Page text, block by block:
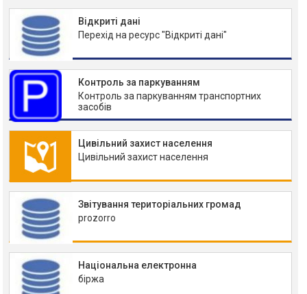
Відкриті дані
Перехід на ресурс "Відкриті дані"
Контроль за паркуванням
Контроль за паркуванням транспортних
засобів
Цивільний захист населення
Цивільний захист населення
Звітування територіальних громад
prozorro
Національна електронна
біржа